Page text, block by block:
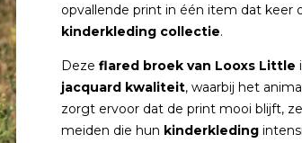
opvallende print in één item dat keer
kinderkleding collectie.
Deze flared broek van Looxs Little
jacquard kwaliteit, waarbij het
zorgt ervoor dat de print mooi blijft,
meiden die hun kinderkleding